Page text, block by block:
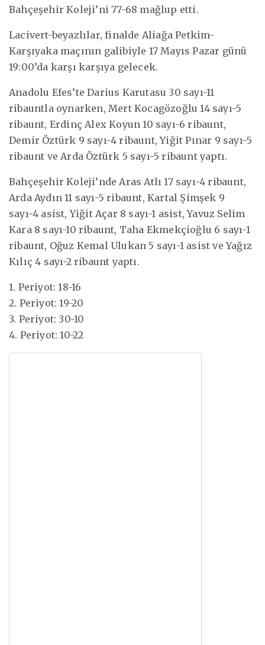
Bahçeşehir Koleji’ni 77-68 mağlup etti.
Lacivert-beyazlılar, finalde Aliağa Petkim-
Karşıyaka maçının galibiyle 17 Mayıs Pazar günü
19:00’da karşı karşıya gelecek.
Anadolu Efes’te Darius Karutasu 30 sayı-11
ribauntla oynarken, Mert Kocagözoğlu 14 sayı-5
ribaunt, Erdinç Alex Koyun 10 sayı-6 ribaunt,
Demir Öztürk 9 sayı-4 ribaunt, Yiğit Pınar 9 sayı-5
ribaunt ve Arda Öztürk 5 sayı-5 ribaunt yaptı.
Bahçeşehir Koleji’nde Aras Atlı 17 sayı-4 ribaunt,
Arda Aydın 11 sayı-5 ribaunt, Kartal Şimşek 9
sayı-4 asist, Yiğit Açar 8 sayı-1 asist, Yavuz Selim
Kara 8 sayı-10 ribaunt, Taha Ekmekçioğlu 6 sayı-1
ribaunt, Oğuz Kemal Ulukan 5 sayı-1 asist ve Yağız
Kılıç 4 sayı-2 ribaunt yaptı.
1. Periyot: 18-16
2. Periyot: 19-20
3. Periyot: 30-10
4. Periyot: 10-22